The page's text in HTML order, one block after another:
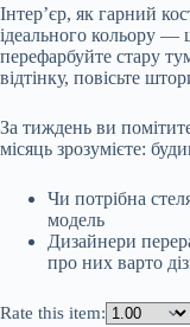
Інтер’єр, як гарний
ідеального кольору —
перефарбуйте стару
відтінку, повісьте
За тиждень ви
місяць зрозумієте:
Чи потрібна
модель
Дизайнери
про них варто
Rate this item: